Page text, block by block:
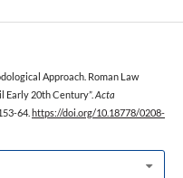
Approach. Roman Law
20th Century”. Acta
64. https://doi.org/10.18778/0208-